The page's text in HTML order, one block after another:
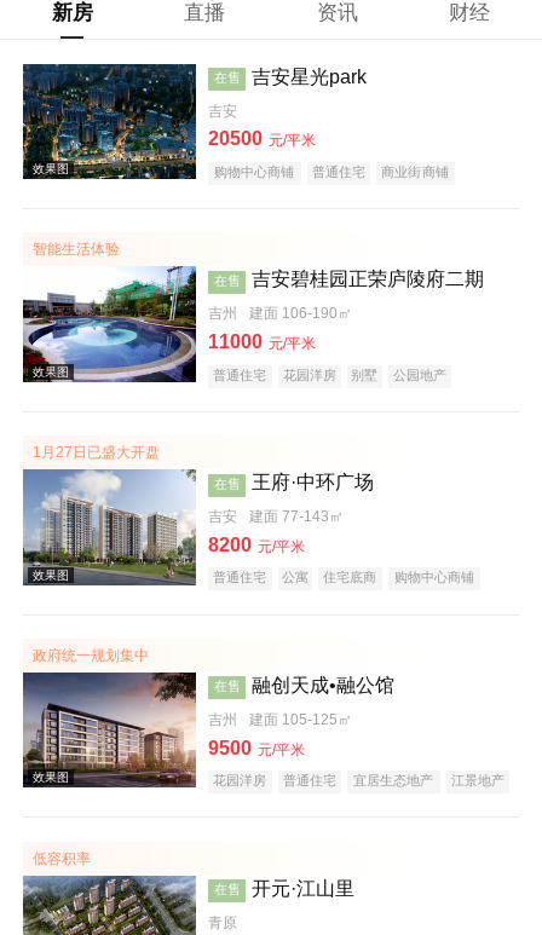
新房 直播 资讯 财经
效果图
在售 吉安星光park
吉安
20500 元/平米
购物中心商铺 普通住宅
商业街商铺
智能生活体验
效果图
在售 吉安碧桂园正荣庐陵府二期
吉州 建面 106-190㎡
11000 元/平米
普通住宅 花园洋房 别墅
公园地产
1月27日已盛大开盘
在售 王府·中环广场
吉安 建面 77-143㎡
8200 元/平米
普通住宅 公寓 住宅底商
购物中心商铺
政府统一规划集中
在售 融创天成•融公馆
吉州 建面 105-125㎡
9500 元/平米
花园洋房 普通住宅 宜居生态地产 江景地产
低容积率
在售 开元·江山里
青原